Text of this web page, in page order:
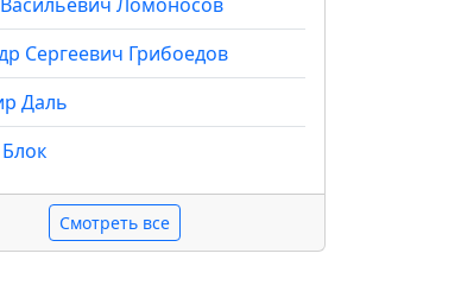
Сергеевич Грибоедов
Даль
Смотреть все